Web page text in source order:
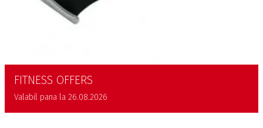
FITNESS OFFERS
Valabil pana la 26.08.2026